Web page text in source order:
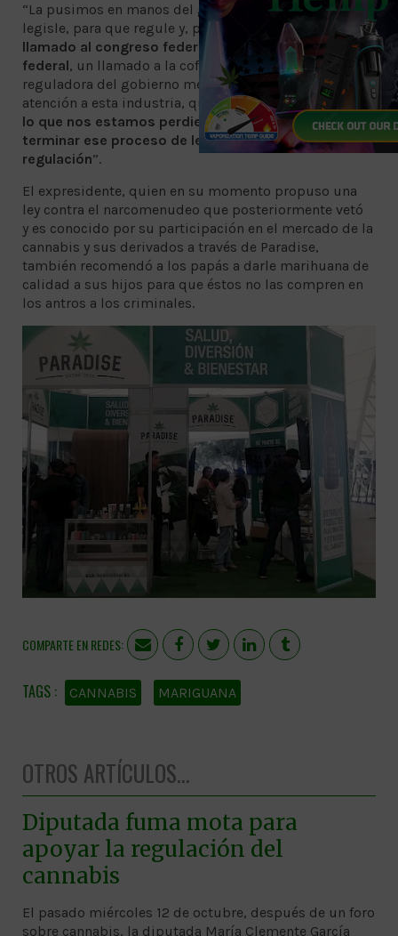
“La pusimos en manos del gobierno ahora, para que
legisle, para que regule y, por eso, desde aquí
hago un
llamado al congreso federal, un llamado al gobierno
federal, un llamado a la cofepris, que es la agencia
reguladora del gobierno mexicano, a que pongan
atención a esta industria, que se den cuenta detodo
lo que nos estamos perdiendo en México por no
terminar ese proceso de legalización y de
regulación”.
El expresidente, quien en su momento propuso una
ley contra el narcomenudeo que posteriormente vetó
y es conocido por su participación en el mercado de la
cannabis y sus derivados a través de Paradise,
también recomendó a los papás a darle marihuana de
calidad a sus hijos para que éstos no las compren en
los antros a los criminales.
COMPARTE EN REDES:
CANNABIS MARIGUANA
OTROS ARTÍCULOS...
Diputada fuma mota para
apoyar la regulación del
cannabis
El pasado miércoles 12 de octubre, después de un foro
sobre cannabis, la diputada María Clemente García